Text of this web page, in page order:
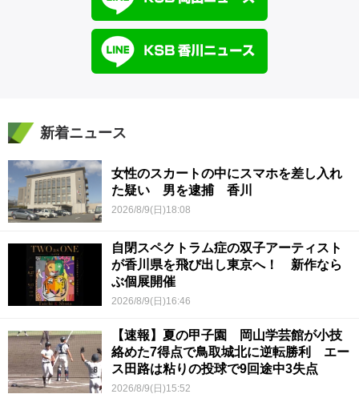
新着ニュース
女性のスカートの中にスマホを差し入れ
た疑い 男を逮捕 香川
2026/8/9(日)18:08
自閉スペクトラム症の双子アーティスト
が香川県を飛び出し東京へ！ 新作なら
ぶ個展開催
2026/8/9(日)16:46
【速報】夏の甲子園 岡山学芸館が小技
絡めた7得点で鳥取城北に逆転勝利 エー
ス田路は粘りの投球で9回途中3失点
2026/8/9(日)15:52